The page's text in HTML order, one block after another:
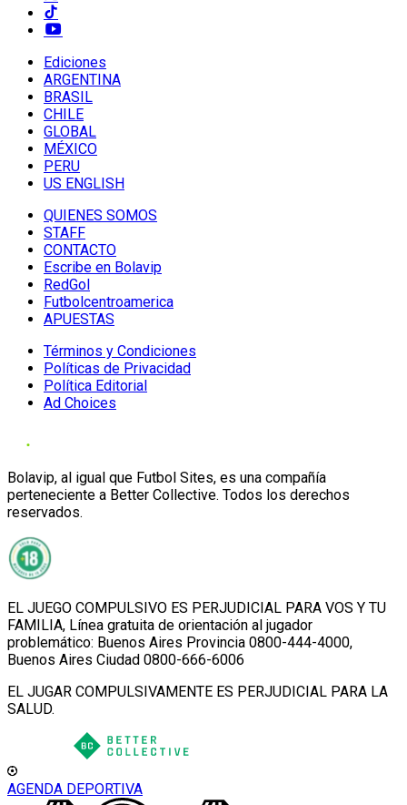
Ediciones
ARGENTINA
BRASIL
CHILE
GLOBAL
MÉXICO
PERU
US ENGLISH
QUIENES SOMOS
STAFF
CONTACTO
Escribe en Bolavip
RedGol
Futbolcentroamerica
APUESTAS
Términos y Condiciones
Políticas de Privacidad
Política Editorial
Ad Choices
Bolavip, al igual que Futbol Sites, es una compañía
perteneciente a Better Collective. Todos los derechos
reservados.
EL JUEGO COMPULSIVO ES PERJUDICIAL PARA VOS Y TU
FAMILIA, Línea gratuita de orientación al jugador
problemático: Buenos Aires Provincia 0800-444-4000,
Buenos Aires Ciudad 0800-666-6006
EL JUGAR COMPULSIVAMENTE ES PERJUDICIAL PARA LA
SALUD.
AGENDA DEPORTIVA